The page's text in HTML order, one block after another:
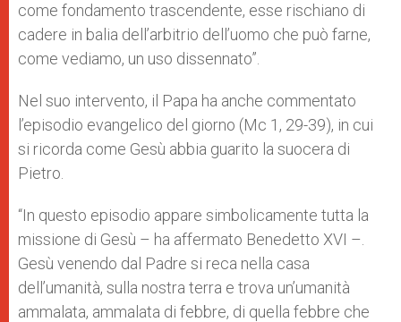
come fondamento trascendente, esse rischiano di
cadere in balia dell’arbitrio dell’uomo che può farne,
come vediamo, un uso dissennato”.
Nel suo intervento, il Papa ha anche commentato
l’episodio evangelico del giorno (Mc 1, 29-39), in cui
si ricorda come Gesù abbia guarito la suocera di
Pietro.
“In questo episodio appare simbolicamente tutta la
missione di Gesù – ha affermato Benedetto XVI –.
Gesù venendo dal Padre si reca nella casa
dell’umanità, sulla nostra terra e trova un’umanità
ammalata, ammalata di febbre, di quella febbre che